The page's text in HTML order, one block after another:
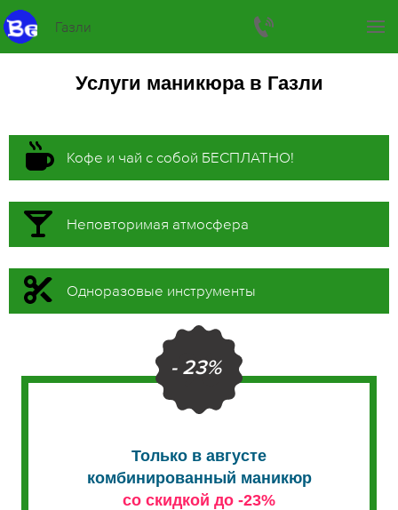
Газли
Услуги маникюра в Газли
Кофе и чай с собой БЕСПЛАТНО!
Неповторимая атмосфера
Одноразовые инструменты
- 23%
Только в августе
комбинированный маникюр
со скидкой до -23%